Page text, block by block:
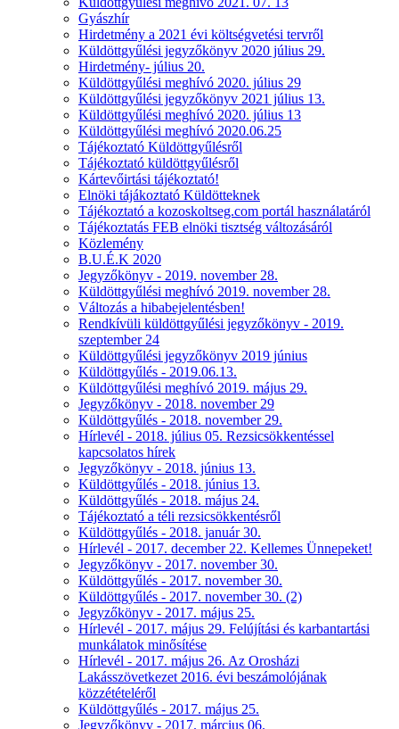
Gyászhír
Hirdetmény a 2021 évi költségvetési tervről
Küldöttgyűlési jegyzőkönyv 2020 július 29.
Hirdetmény- július 20.
Küldöttgyűlési meghívó 2020. július 29
Küldöttgyűlési jegyzőkönyv 2021 július 13.
Küldöttgyűlési meghívó 2020. július 13
Küldöttgyűlési meghívó 2020.06.25
Tájékoztató Küldöttgyűlésről
Tájékoztató küldöttgyűlésről
Kártevőirtási tájékoztató!
Elnöki tájákoztató Küldötteknek
Tájékoztató a kozoskoltseg.com portál használatáról
Tájékoztatás FEB elnöki tisztség változásáról
Közlemény
B.U.É.K 2020
Jegyzőkönyv - 2019. november 28.
Küldöttgyűlési meghívó 2019. november 28.
Változás a hibabejelentésben!
Rendkívüli küldöttgyűlési jegyzőkönyv - 2019.
szeptember 24
Küldöttgyűlési jegyzőkönyv 2019 június
Küldöttgyűlés - 2019.06.13.
Küldöttgyűlési meghívó 2019. május 29.
Jegyzőkönyv - 2018. november 29
Küldöttgyűlés - 2018. november 29.
Hírlevél - 2018. július 05. Rezsicsökkentéssel
kapcsolatos hírek
Jegyzőkönyv - 2018. június 13.
Küldöttgyűlés - 2018. június 13.
Küldöttgyűlés - 2018. május 24.
Tájékoztató a téli rezsicsökkentésről
Küldöttgyűlés - 2018. január 30.
Hírlevél - 2017. december 22. Kellemes Ünnepeket!
Jegyzőkönyv - 2017. november 30.
Küldöttgyűlés - 2017. november 30.
Küldöttgyűlés - 2017. november 30. (2)
Jegyzőkönyv - 2017. május 25.
Hírlevél - 2017. május 29. Felújítási és karbantartási
munkálatok minősítése
Hírlevél - 2017. május 26. Az Orosházi
Lakásszövetkezet 2016. évi beszámolójának
közzétételéről
Küldöttgyűlés - 2017. május 25.
Jegyzőkönyv - 2017. március 06.